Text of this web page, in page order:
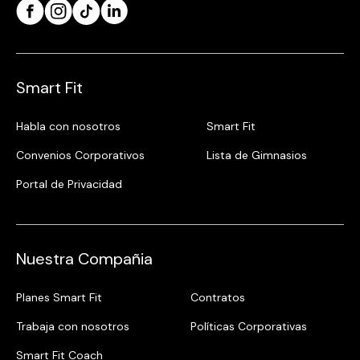
Smart Fit
Habla con nosotros
Smart Fit
Convenios Corporativos
Lista de Gimnasios
Portal de Privacidad
Nuestra Compañia
Planes Smart Fit
Contratos
Trabaja con nosotros
Políticas Corporativas
Smart Fit Coach